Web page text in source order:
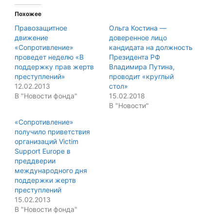
Похожее
Правозащитное
движение
«Сопротивление»
проведет неделю «В
поддержку прав жертв
преступлений»
12.02.2013
В "Новости фонда"
Ольга Костина —
доверенное лицо
кандидата на должность
Президента РФ
Владимира Путина,
проводит «круглый
стол»
15.02.2018
В "Новости"
«Сопротивление»
получило приветствия
организаций Victim
Support Europe в
преддверии
международного дня
поддержки жертв
преступлений
15.02.2013
В "Новости фонда"